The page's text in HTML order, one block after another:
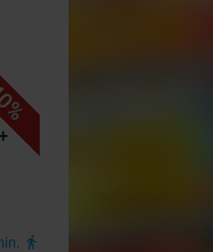
directions_walk